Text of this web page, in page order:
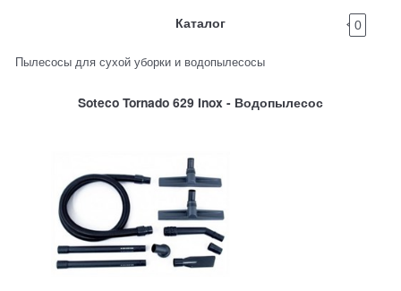
Каталог 0
Пылесосы для сухой уборки и водопылесосы
Soteco Tornado 629 Inox - Водопылесос